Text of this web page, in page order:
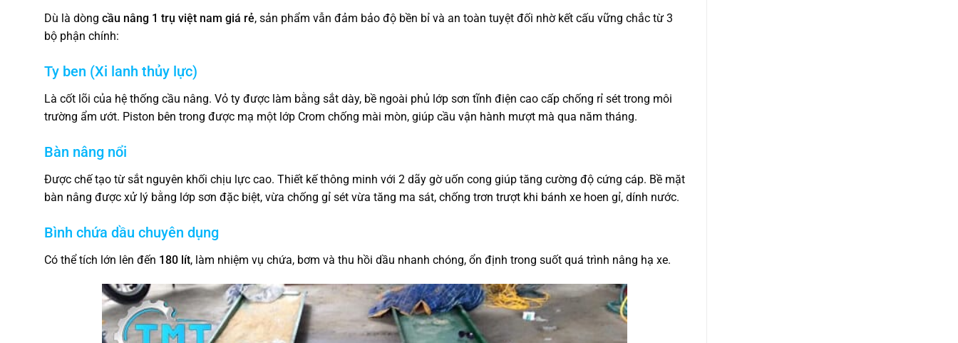
Dù là dòng cầu nâng 1 trụ việt nam giá rẻ, sản phẩm vẫn đảm bảo độ bền bỉ và an toàn tuyệt đối nhờ kết cấu vững chắc từ 3
bộ phận chính:
Ty ben (Xi lanh thủy lực)
Là cốt lõi của hệ thống cầu nâng. Vỏ ty được làm bằng sắt dày, bề ngoài phủ lớp sơn tĩnh điện cao cấp chống rỉ sét trong môi
trường ẩm ướt. Piston bên trong được mạ một lớp Crom chống mài mòn, giúp cầu vận hành mượt mà qua năm tháng.
Bàn nâng nổi
Được chế tạo từ sắt nguyên khối chịu lực cao. Thiết kế thông minh với 2 dãy gờ uốn cong giúp tăng cường độ cứng cáp. Bề mặt
bàn nâng được xử lý bằng lớp sơn đặc biệt, vừa chống gỉ sét vừa tăng ma sát, chống trơn trượt khi bánh xe hoen gỉ, dính nước.
Bình chứa dầu chuyên dụng
Có thể tích lớn lên đến 180 lít, làm nhiệm vụ chứa, bơm và thu hồi dầu nhanh chóng, ổn định trong suốt quá trình nâng hạ xe.